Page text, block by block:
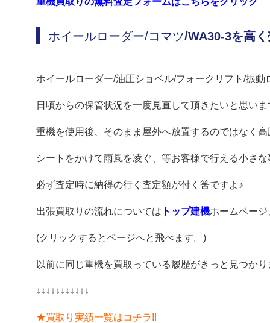
ホイールローダー/コマツ/WA30-3を高
ホイールローダー/油圧ショベル/フォークリフト/振
日頃からの保管状況を一度見直して頂きたいと思いま
重機を使用後、そのまま屋外へ放置するのではなく
シートをかけて雨風を凌ぐ、等お客様で行える小さ
必ず査定時に納得の行く査定額が付く筈ですよ♪
出張買取りの流れについては トップ建機ホームページ
(クリックするとページへと飛べます。)
以前に同じ重機を買取っている履歴がきっと見つかり
↓↓↓↓↓↓↓↓↓↓↓
★買取り実績一覧はコチラ!!